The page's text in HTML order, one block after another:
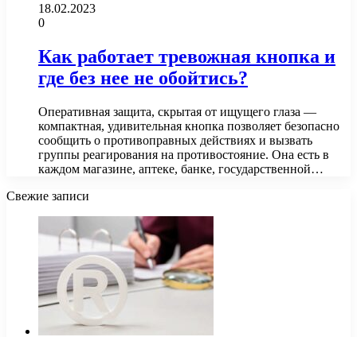
18.02.2023
0
Как работает тревожная кнопка и
где без нее не обойтись?
Оперативная защита, скрытая от ищущего глаза —
компактная, удивительная кнопка позволяет безопасно
сообщить о противоправных действиях и вызвать
группы реагирования на противостояние. Она есть в
каждом магазине, аптеке, банке, государственной…
Свежие записи